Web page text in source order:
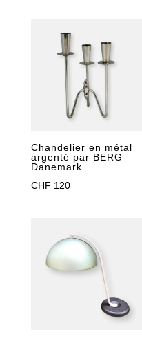
Chandelier en métal
argenté par BERG
Danemark
CHF 120